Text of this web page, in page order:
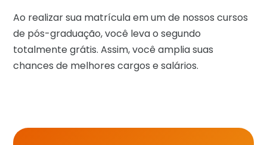
Ao realizar sua matrícula em um de nossos cursos
de pós-graduação, você leva o segundo
totalmente grátis. Assim, você amplia suas
chances de melhores cargos e salários.